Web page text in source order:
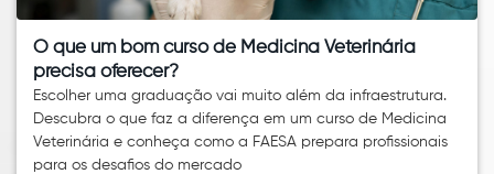
O que um bom curso de Medicina Veterinária
precisa oferecer?
Escolher uma graduação vai muito além da infraestrutura.
Descubra o que faz a diferença em um curso de Medicina
Veterinária e conheça como a FAESA prepara profissionais
para os desafios do mercado